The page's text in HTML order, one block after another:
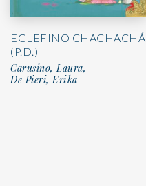
EGLEFINO CHACHACHÁ
(P.D.)
Carusino, Laura,
De Pieri, Erika